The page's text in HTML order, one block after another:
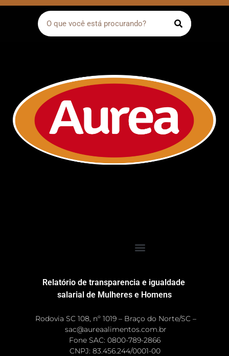
Rodovia SC 108, nº 1019 – Braço do Norte/SC –
sac@aureaalimentos.com.br
Fone SAC: 0800-789-2866
CNPJ: 83.456.244/0001-00 ​
Relatório de transparencia e igualdade
salarial de Mulheres e Homens